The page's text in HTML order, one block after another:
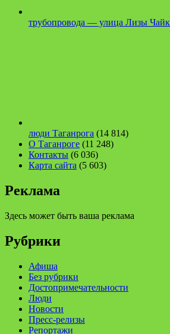
трубопровода — улица Лизы
люди Таганрога (14 814)
О Таганроге (11 248)
Контакты (6 036)
Карта сайта (5 603)
Реклама
Здесь может быть ваша реклама
Рубрики
Афиша
Без рубрики
Достопримечательности
Люди
Новости
Пресс-релизы
Репортажи